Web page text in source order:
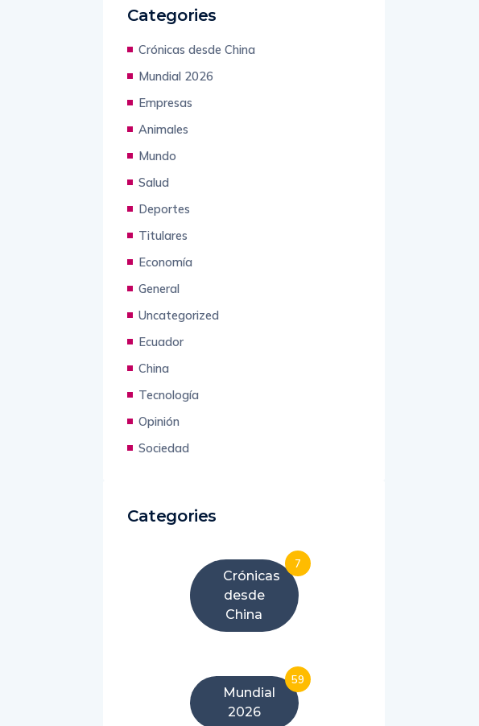
Categories
Crónicas desde China
Mundial 2026
Empresas
Animales
Mundo
Salud
Deportes
Titulares
Economía
General
Uncategorized
Ecuador
China
Tecnología
Opinión
Sociedad
Categories
Crónicas
desde
China
7
Mundial
2026
59